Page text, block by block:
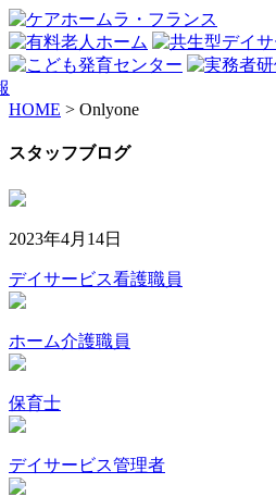
HOME > Onlyone
スタッフブログ
2023年4月14日
デイサービス看護職員
ホーム介護職員
保育士
デイサービス管理者